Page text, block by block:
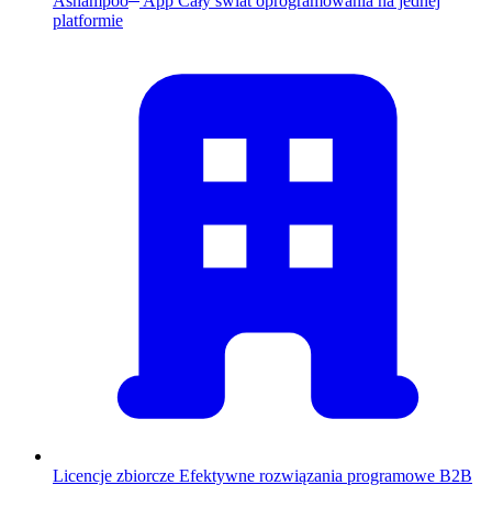
platformie
Licencje zbiorcze Efektywne rozwiązania programowe B2B